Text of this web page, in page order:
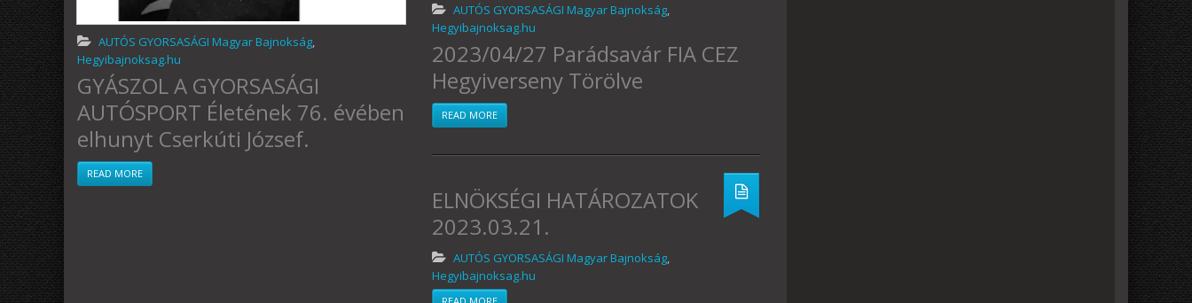
AUTÓS GYORSASÁGI Magyar Bajnokság,
Hegyibajnoksag.hu
GYÁSZOL A GYORSASÁGI
AUTÓSPORT Életének 76. évében
elhunyt Cserkúti József.
READ MORE
AUTÓS GYORSASÁGI Magyar Bajnokság,
Hegyibajnoksag.hu
2023/04/27 Parádsavár FIA CEZ
Hegyiverseny Törölve
READ MORE
ELNÖKSÉGI HATÁROZATOK
2023.03.21.
AUTÓS GYORSASÁGI Magyar Bajnokság,
Hegyibajnoksag.hu